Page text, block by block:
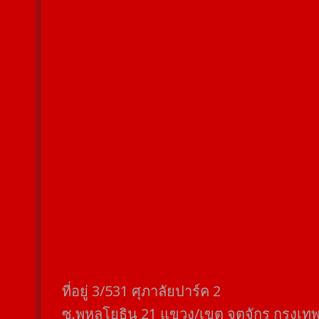
ที่อยู่​ 3/531​ ศุภาลัยปาร์ค​ 2
ซ.พหลโยธิน​ 21​ แขวง/เขต​ จตุจักร​ กรุงเท